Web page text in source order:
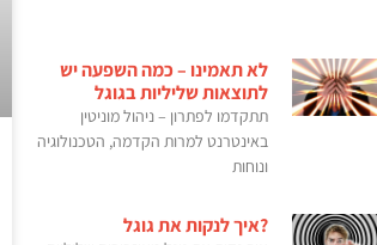
לא תאמינו – כמה השפעה יש
לתוצאות שליליות בגוגל
תתקדמו לפתרון – ניהול מוניטין
באינטרנט למרות הקדמה, הטכנולוגיה
ונוחות
?איך לנקות את גוגל